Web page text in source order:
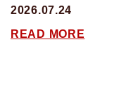
2026.07.24
READ MORE